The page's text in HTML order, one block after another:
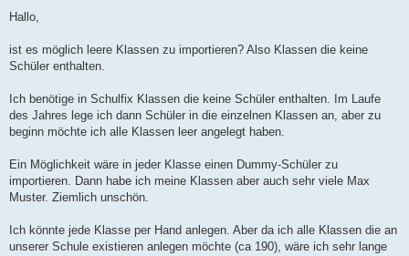
i
a
Hallo,
ist es möglich leere Klassen zu importieren? Also Klassen die keine
Schüler enthalten.
Ich benötige in Schulfix Klassen die keine Schüler enthalten. Im Laufe
des Jahres lege ich dann Schüler in die einzelnen Klassen an, aber zu
beginn möchte ich alle Klassen leer angelegt haben.
Ein Möglichkeit wäre in jeder Klasse einen Dummy-Schüler zu
importieren. Dann habe ich meine Klassen aber auch sehr viele Max
Muster. Ziemlich unschön.
Ich könnte jede Klasse per Hand anlegen. Aber da ich alle Klassen die an
unserer Schule existieren anlegen möchte (ca 190), wäre ich sehr lange